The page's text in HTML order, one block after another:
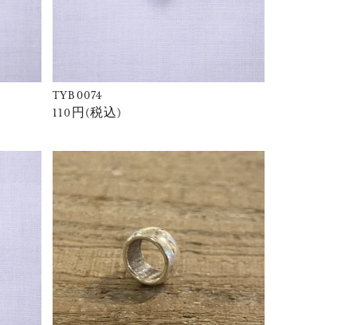
TYB0074
110円(税込)